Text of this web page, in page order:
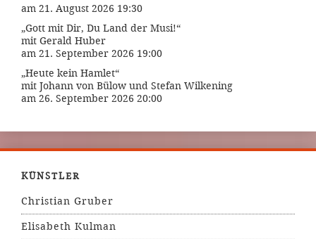
am 21. August 2026 19:30
„Gott mit Dir, Du Land der Musi!“
mit Gerald Huber
am 21. September 2026 19:00
„Heute kein Hamlet“
mit Johann von Bülow und Stefan Wilkening
am 26. September 2026 20:00
KÜNSTLER
Christian Gruber
Elisabeth Kulman